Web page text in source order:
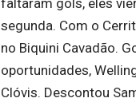
faltaram gols, eles
segunda. Com o
no Biquini Cavadão.
oportunidades,
Clóvis. Descontou